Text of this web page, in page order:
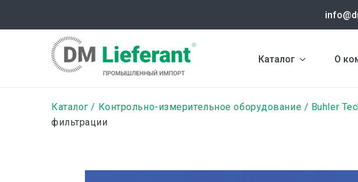
содержанию
Каталог О
Строка
Каталог Контрольно-измерительное оборудование Buhler
фильтрации